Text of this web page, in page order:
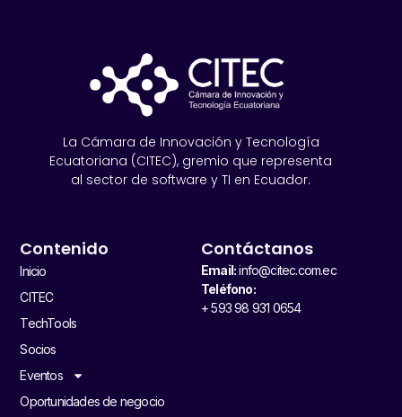
La Cámara de Innovación y Tecnología
Ecuatoriana (CITEC), gremio que representa
al sector de software y TI en Ecuador.
Contenido
Inicio
CITEC
TechTools
Socios
Eventos
Oportunidades de negocio
Contáctanos
Email:info@citec.com.ec
Teléfono:
+ 593 98 931 0654